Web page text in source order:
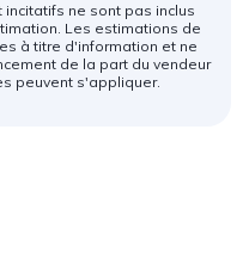
ne sont pas inclus
Les estimations de
à titre d'information et ne
de la part du vendeur
peuvent s'appliquer.